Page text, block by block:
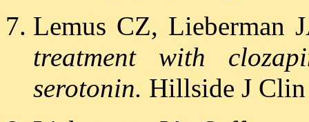
Lemus CZ, Lieberman
treatment with
serotonin. Hillside J